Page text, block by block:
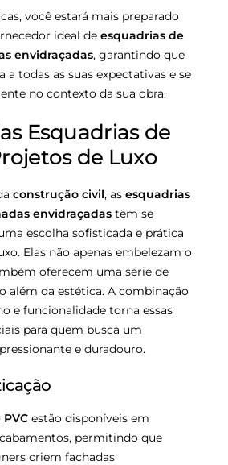
você estará mais preparado
ideal de esquadrias de
envidraçadas, garantindo que
a todas as suas expectativas e se
no contexto da sua obra.
Esquadrias de
de Luxo
construção civil, as esquadrias
envidraçadas têm se
escolha sofisticada e prática
Elas não apenas embelezam o
oferecem uma série de
além da estética. A combinação
e funcionalidade torna essas
para quem busca um
e duradouro.
estão disponíveis em
permitindo que
criem fachadas